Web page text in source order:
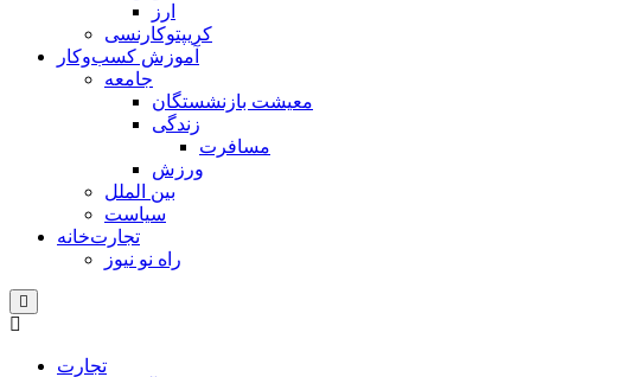
ارز
کریپتوکارنسی
آموزش کسب‌وکار
جامعه
معیشت بازنشستگان
زندگی
مسافرت
ورزش
بین الملل
سیاست
تجارت‌خانه
راه نو نیوز
تجارت